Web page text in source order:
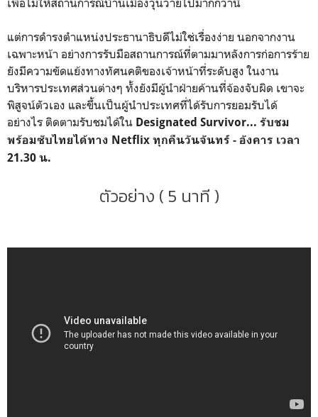
แต่การดำรงตำแหน่งประธานาธิบดีไม่ใช่เรื่องง่าย นอกจากงาน
เฉพาะหน้า อย่างการรับมือสถานการณ์ที่ตามมาหลังการก่อการร้าย
ยังมีความขัดแย้งทางทัศนคติของเจ้าหน้าที่ระดับสูง ในงาน
บริหารประเทศส่วนต่างๆ ทั้งยังมีผู้นำฝ่ายค้านที่จ้องจับผิด เขาจะ
พิสูจน์ตัวเอง และขึ้นเป็นผู้นำประเทศที่ได้รับการยอมรับได้
อย่างไร ติดตามรับชมได้ใน Designated Survivor... รับชม
พร้อมซับไทยได้ทาง Netflix ทุกคืนวันจันทร์ - อังคาร เวลา
21.30 น.
ตัวอย่าง ( 5 นาที )